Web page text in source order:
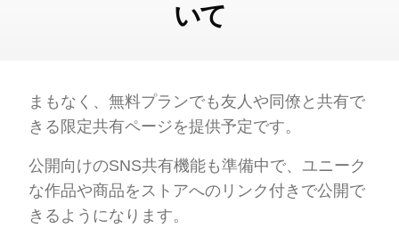
いて
まもなく、無料プランでも友人や同僚と共有で
きる限定共有ページを提供予定です。
公開向けのSNS共有機能も準備中で、ユニーク
な作品や商品をストアへのリンク付きで公開で
きるようになります。